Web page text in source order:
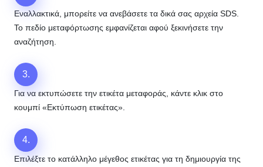
Εναλλακτικά, μπορείτε να ανεβάσετε τα δικά σας αρχεία SDS.
Το πεδίο μεταφόρτωσης εμφανίζεται αφού ξεκινήσετε την
αναζήτηση.
3.
Για να εκτυπώσετε την ετικέτα μεταφοράς, κάντε κλικ στο
κουμπί «Εκτύπωση ετικέτας».
4.
Επιλέξτε το κατάλληλο μέγεθος ετικέτας για τη δημιουργία της